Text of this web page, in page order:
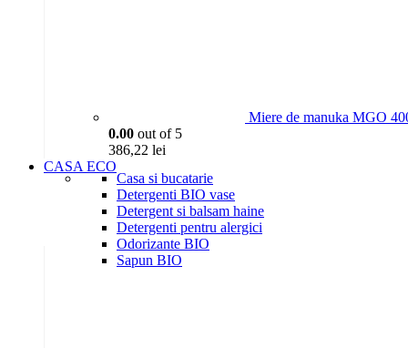
Miere de manuka MGO
0.00 out of 5
386,22 lei
CASA ECO
Casa si bucatarie
Detergenti BIO vase
Detergent si balsam haine
Detergenti pentru alergici
Odorizante BIO
Sapun BIO